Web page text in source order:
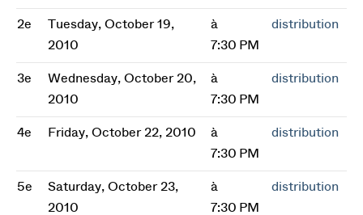
2e
Tuesday, October 19,
2010
à
7:30 PM
distribution
3e
Wednesday, October 20,
2010
à
7:30 PM
distribution
4e Friday, October 22, 2010
à
7:30 PM
distribution
5e
Saturday, October 23,
2010
à
7:30 PM
distribution